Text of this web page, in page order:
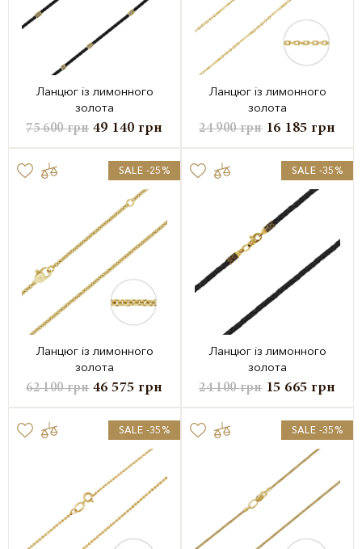
Ланцюг із лимонного
золота
75 600грн 49 140 грн
Ланцюг із лимонного
золота
24 900грн 16 185 грн
SALE -25%
Ланцюг із лимонного
золота
62 100грн 46 575 грн
SALE -35%
Ланцюг із лимонного
золота
24 100грн 15 665 грн
SALE -35% SALE -35%